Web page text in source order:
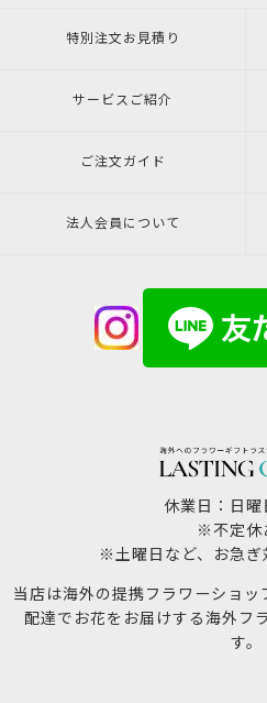
特別注文 お見積り
サービスご紹介
ご注文ガイド
法人会員について
休業日：日曜
※不定休
※土曜日など、お急ぎ
当店は海外の提携フラワーショ
配達でお花をお届けする海外フ
す。